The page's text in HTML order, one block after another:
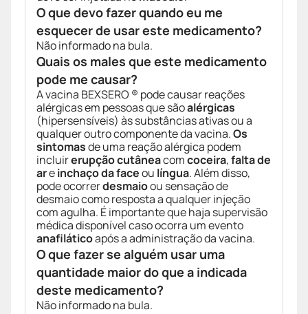
O que devo fazer quando eu me
esquecer de usar este medicamento?
Não informado na bula.
Quais os males que este medicamento
pode me causar?
A vacina BEXSERO ® pode causar reações
alérgicas em pessoas que sãoalérgicas
(hipersensíveis) às substâncias ativas ou a
qualquer outro componente da vacina.Os
sintomasde uma reação alérgica podem
incluirerupção cutâneacomcoceira,falta de
areinchaço da faceou língua. Além disso,
pode ocorrerdesmaioou sensação de
desmaio como resposta a qualquer injeção
com agulha. É importante que haja supervisão
médica disponível caso ocorra um evento
anafiláticoapós a administração da vacina.
O que fazer se alguém usar uma
quantidade maior do que a indicada
deste medicamento?
Não informado na bula.